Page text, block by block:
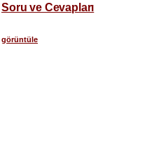
Soru ve Cevapları
görüntüle